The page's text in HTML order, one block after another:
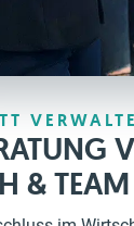
& TEAM